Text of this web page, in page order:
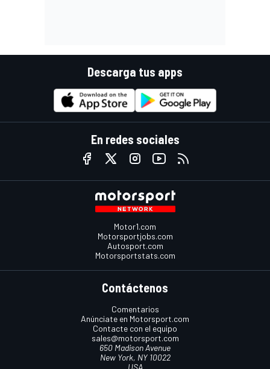
Descarga tus apps
En redes sociales
Motor1.com
Motorsportjobs.com
Autosport.com
Motorsportstats.com
Contáctenos
Comentarios
Anúnciate en Motorsport.com
Contacte con el equipo
sales@motorsport.com
650 Madison Avenue
New York, NY 10022